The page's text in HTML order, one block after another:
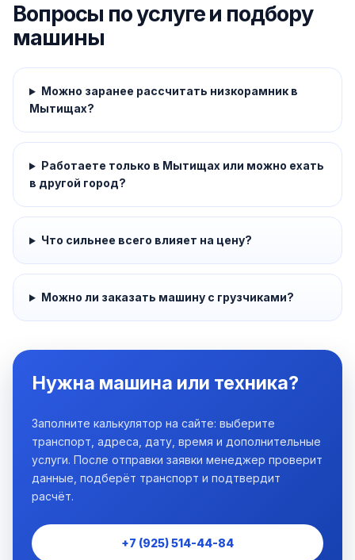
Вопросы по услуге и подбору
машины
Можно заранее рассчитать низкорамник в
Мытищах?
Работаете только в Мытищах или можно ехать
в другой город?
Что сильнее всего влияет на цену?
Можно ли заказать машину с грузчиками?
Нужна машина или техника?
Заполните калькулятор на сайте: выберите
транспорт, адреса, дату, время и дополнительные
услуги. После отправки заявки менеджер проверит
данные, подберёт транспорт и подтвердит
расчёт.
+7 (925) 514-44-84